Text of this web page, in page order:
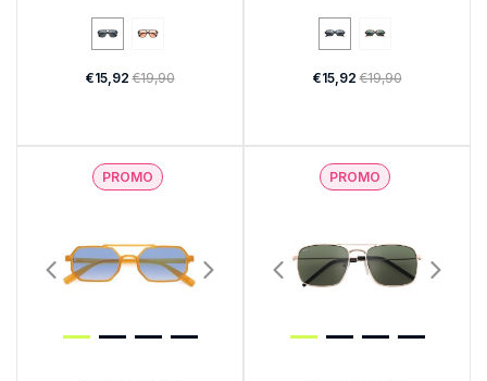
€15,92€19,90 €15,92€19,90
PROMO PROMO